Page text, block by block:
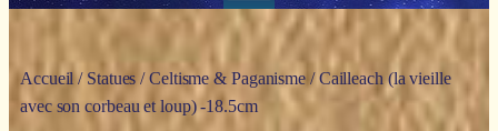
Accueil / Statues /Celtisme & Paganisme / Cailleach (la vieille
avec son corbeau et loup) -18.5cm